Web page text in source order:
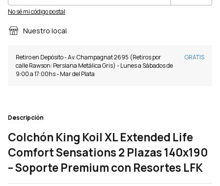
No sé mi código postal
Nuestro local
Retiro en Depósito - Av. Champagnat 2695 (Retiros por
calle Rawson: Persiana Metálica Gris) - Lunes a Sábados de
9:00 a 17:00hs - Mar del Plata
GRATIS
Descripción
Colchón King Koil XL Extended Life
Comfort Sensations 2 Plazas 140x190
– Soporte Premium con Resortes LFK